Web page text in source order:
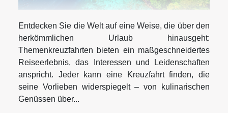
Entdecken Sie die Welt auf eine Weise, die über den
herkömmlichen Urlaub hinausgeht:
Themenkreuzfahrten bieten ein maßgeschneidertes
Reiseerlebnis, das Interessen und Leidenschaften
anspricht. Jeder kann eine Kreuzfahrt finden, die
seine Vorlieben widerspiegelt – von kulinarischen
Genüssen über...